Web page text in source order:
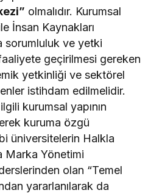
olmalıdır. Kurumsal
İnsan Kaynakları
sorumluluk ve yetki
geçirilmesi gereken
yetkinliği ve sektörel
istihdam edilmelidir.
kurumsal yapının
kuruma özgü
üniversitelerin Halkla
Marka Yönetimi
olan “Temel
yararlanılarak da